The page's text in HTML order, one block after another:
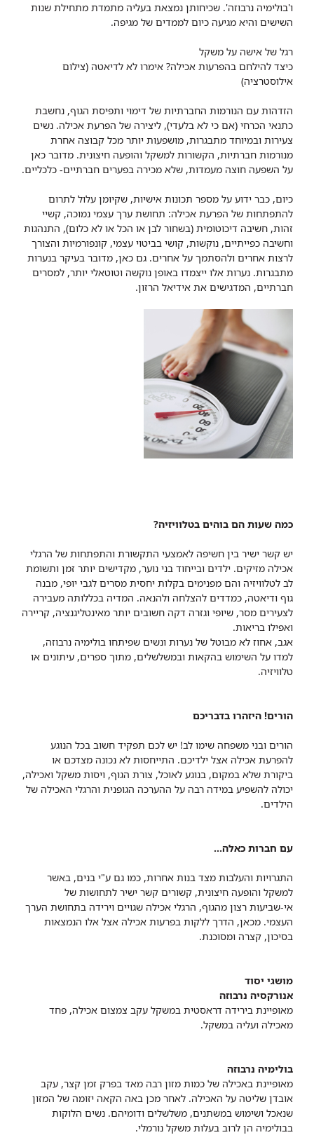
ו'בולימיה נרבוזה'. שכיחותן נמצאת בעליה מתמדת מתחילת שנות
השישים והיא מגיעה כיום לממדים של מגיפה.
רגל של אישה על משקל
כיצד להילחם בהפרעות אכילה? אימרו לא לדיאטה (צילום
אילוסטרציה)
הזדהות עם הנורמות החברתיות של דימוי ותפיסת הגוף, נחשבת
כתנאי הכרחי (אם כי לא בלעדי), ליצירה של הפרעת אכילה. נשים
צעירות ובמיוחד מתבגרות, מושפעות יותר מכל קבוצה אחרת
מנורמות חברתיות, הקשורות למשקל והופעה חיצונית. מדובר כאן
על השפעה חוצה מעמדות, שלא מכירה בפערים חברתיים- כלכליים.
כיום, כבר ידוע על מספר תכונות אישיות, שקיומן עלול לתרום
להתפתחות של הפרעת אכילה: תחושת ערך עצמי נמוכה, קשיי
זהות, חשיבה דיכוטומית (בשחור לבן או הכל או לא כלום), התנהגות
וחשיבה כפייתיים, נוקשות, קושי בביטוי עצמי, קונפורמיות והצורך
לרצות אחרים ולהסתמך על אחרים. גם כאן, מדובר בעיקר בנערות
מתבגרות. נערות אלו ייצמדו באופן נוקשה וטוטאלי יותר, למסרים
חברתיים, המדגישים את אידיאל הרזון.
כמה שעות הם בוהים בטלוויזיה?
יש קשר ישיר בין חשיפה לאמצעי התקשורת והתפתחות של הרגלי
אכילה מזיקים. ילדים ובייחוד בני נוער, מקדישים יותר זמן ותשומת
לב לטלוויזיה והם מפנימים בקלות יחסית מסרים לגבי יופי, מבנה
גוף ודיאטה, כמדדים להצלחה ולהנאה. המדיה בכללותה מעבירה
לצעירים מסר, שיופי וגזרה דקה חשובים יותר מאינטליגנציה, קריירה
ואפילו בריאות.
אגב, אחוז לא מבוטל של נערות ונשים שפיתחו בולימיה נרבוזה,
למדו על השימוש בהקאות ובמשלשלים, מתוך ספרים, עיתונים או
טלוויזיה.
הורים! היזהרו בדבריכם
הורים ובני משפחה שימו לב! יש לכם תפקיד חשוב בכל הנוגע
להפרעת אכילה אצל ילדיכם. התייחסות לא נכונה מצדכם או
ביקורת שלא במקום, בנוגע לאוכל, צורת הגוף, ויסות משקל ואכילה,
יכולה להשפיע במידה רבה על ההערכה הגופנית והרגלי האכילה של
הילדים.
עם חברות כאלה...
התגרויות והעלבות מצד בנות אחרות, כמו גם ע"י בנים, באשר
למשקל והופעה חיצונית, קשורים קשר ישיר לתחושות של
אי-שביעות רצון מהגוף, הרגלי אכילה שגויים וירידה בתחושת הערך
העצמי. מכאן, הדרך ללקות בפרעות אכילה אצל אלו הנמצאות
בסיכון, קצרה ומסוכנת.
מושגי יסוד
אנורקסיה נרבוזה
מאופיינת בירידה דראסטית במשקל עקב צמצום אכילה, פחד
מאכילה ועליה במשקל.
בולימיה נרבוזה
מאופיינת באכילה של כמות מזון רבה מאד בפרק זמן קצר, עקב
אובדן שליטה על האכילה. לאחר מכן באה הקאה יזומה של המזון
שנאכל ושימוש במשתנים, משלשלים ודומיהם. נשים הלוקות
בבולימיה הן לרוב בעלות משקל נורמלי.